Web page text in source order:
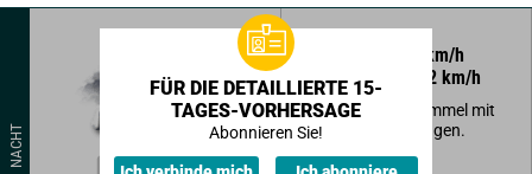
NACHT
km/h
Böen zu
42 km/h
Stark bewölkter Himmel mit
kurzen Aufheiterungen.
FÜR DIE DETAILLIERTE 15-
TAGES-VORHERSAGE
Abonnieren Sie!